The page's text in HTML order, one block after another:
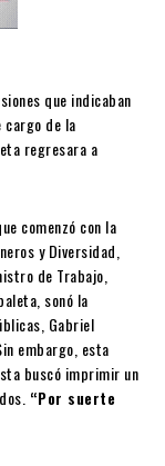
que indicaban
de la
regresara a
comenzó con la
y Diversidad,
de Trabajo,
sonó la
Gabriel
embargo, esta
buscó imprimir un
“Por suerte